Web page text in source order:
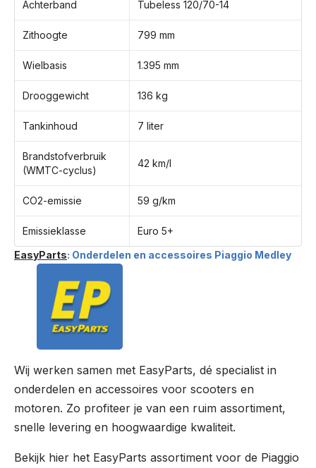
Achterband Tubeless 120/70-14
Zithoogte 799 mm
Wielbasis 1.395 mm
Drooggewicht 136 kg
Tankinhoud 7 liter
Brandstofverbruik
(WMTC-cyclus)
42 km/l
CO2-emissie 59 g/km
Emissieklasse
Euro 5+
EasyParts: Onderdelen en accessoires Piaggio Medley
Wij werken samen met EasyParts, dé specialist in
onderdelen en accessoires voor scooters en
motoren. Zo profiteer je van een ruim assortiment,
snelle levering en hoogwaardige kwaliteit.
Bekijk hier het EasyParts assortiment voor de Piaggio